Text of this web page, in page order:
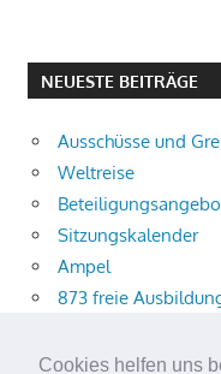
Cookies helfen uns
NEUESTE BEITRÄGE
Ausschüsse und
Weltreise
Sitzungskalender
Ampel
873 freie
Aktuelle